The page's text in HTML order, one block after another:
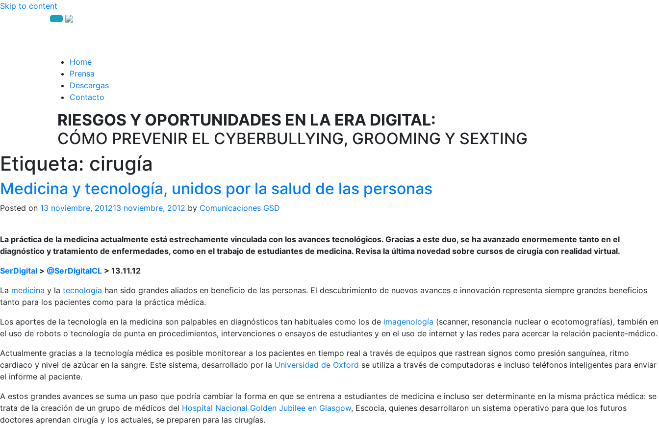
Skip to content
Home
Prensa
Descargas
Contacto
RIESGOS Y OPORTUNIDADES EN LA ERA DIGITAL:
CÓMO PREVENIR EL CYBERBULLYING, GROOMING Y SEXTING
Etiqueta: cirugía
Medicina y tecnología, unidos por la salud de las personas
Posted on 13 noviembre, 201213 noviembre, 2012 by Comunicaciones GSD
La práctica de la medicina actualmente está estrechamente vinculada con los avances tecnológicos. Gracias a este duo, se ha avanzado enormemente tanto en el
diagnóstico y tratamiento de enfermedades, como en el trabajo de estudiantes de medicina. Revisa la última novedad sobre cursos de cirugía con realidad virtual.
SerDigital > @SerDigitalCL > 13.11.12
La medicina y la tecnología han sido grandes aliados en beneficio de las personas. El descubrimiento de nuevos avances e innovación representa siempre grandes beneficios
tanto para los pacientes como para la práctica médica.
Los aportes de la tecnología en la medicina son palpables en diagnósticos tan habituales como los de imagenología (scanner, resonancia nuclear o ecotomografías), también en
el uso de robots o tecnología de punta en procedimientos, intervenciones o ensayos de estudiantes y en el uso de internet y las redes para acercar la relación paciente-médico.
Actualmente gracias a la tecnología médica es posible monitorear a los pacientes en tiempo real a través de equipos que rastrean signos como presión sanguínea, ritmo
cardiaco y nivel de azúcar en la sangre. Este sistema, desarrollado por la Universidad de Oxford se utiliza a través de computadoras e incluso teléfonos inteligentes para enviar
el informe al paciente.
A estos grandes avances se suma un paso que podría cambiar la forma en que se entrena a estudiantes de medicina e incluso ser determinante en la misma práctica médica: se
trata de la creación de un grupo de médicos del Hospital Nacional Golden Jubilee en Glasgow, Escocia, quienes desarrollaron un sistema operativo para que los futuros
doctores aprendan cirugía y los actuales, se preparen para las cirugías.